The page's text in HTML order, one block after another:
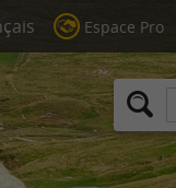
Espace Pro